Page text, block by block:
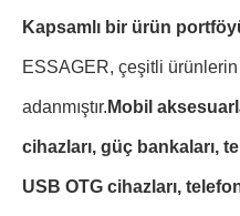
Kapsamlı bir ürün
ESSAGER, çeşitli ürünlerin
adanmıştır. Mobil
cihazları, güç bankaları,
USB OTG cihazları,